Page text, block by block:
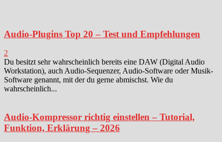
Audio-Plugins Top 20 – Test und Empfehlungen
2
Du besitzt sehr wahrscheinlich bereits eine DAW (Digital Audio
Workstation), auch Audio-Sequenzer, Audio-Software oder Musik-
Software genannt, mit der du gerne abmischst. Wie du
wahrscheinlich...
Audio-Kompressor richtig einstellen – Tutorial,
Funktion, Erklärung – 2026